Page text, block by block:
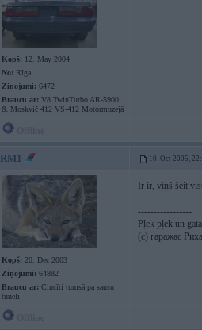
Kopš: 12. May 2004
No: Rīga
Ziņojumi: 6472
Braucu ar: V8 TwinTurbo AR-5900
& Moskvič 412 VS-412 Motormuzejā
RM1 10. Oct 2005,
Kopš: 20. Dec 2003
Ziņojumi: 64882
Braucu ar: Cincīti tumsā pa sausu
tuneli
Ir ir, viņš šeit
-----------------
Pļek pļek un
(c) гаражас